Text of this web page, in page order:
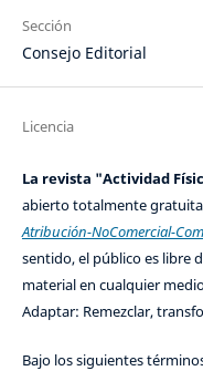
Sección
Consejo Editorial
Licencia
La revista "Actividad
abierto totalmente
Atribución-NoComercial-
sentido, el público es libre
material en cualquier
Adaptar: Remezclar,
Bajo los siguientes